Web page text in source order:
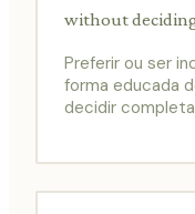
without
Preferir ou ser
forma educada
decidir